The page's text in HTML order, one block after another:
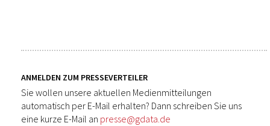
ANMELDEN ZUM PRESSEVERTEILER
Sie wollen unsere aktuellen Medienmitteilungen
automatisch per E-Mail erhalten? Dann schreiben Sie uns
eine kurze E-Mail an presse@gdata.de